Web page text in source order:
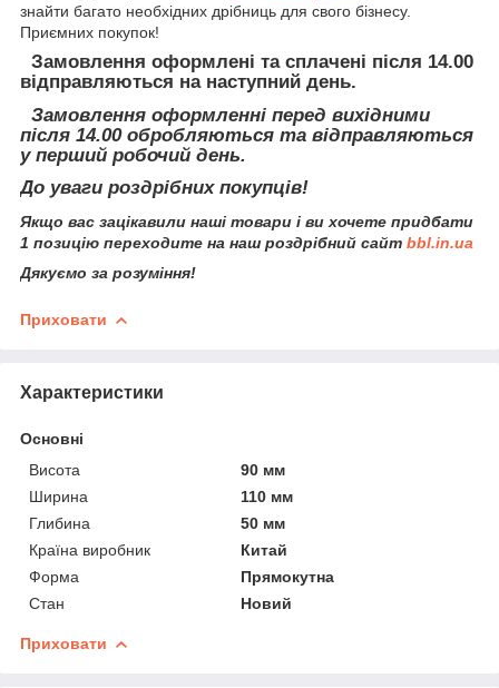
знайти багато необхідних дрібниць для свого бізнесу.
Приємних покупок!
Замовлення оформлені та сплачені після 14.00
відправляються на наступний день.
Замовлення оформленні перед вихідними
після 14.00 обробляються та відправляються
у перший робочий день.
До уваги роздрібних покупців!
Якщо вас зацікавили наші товари і ви хочете придбати
1 позицію переходите на наш роздрібний сайт bbl.in.ua
Дякуємо за розуміння!
Приховати
Характеристики
Основні
Висота
90 мм
Ширина
110 мм
Глибина
50 мм
Країна виробник
Китай
Форма
Прямокутна
Стан
Новий
Приховати